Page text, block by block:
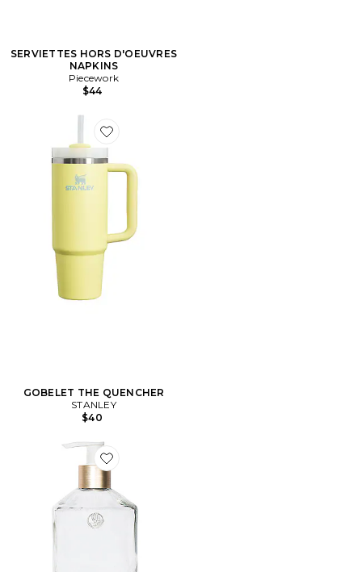
SERVIETTES HORS D'OEUVRES
NAPKINS
Piecework
$44
Favorite GOBELET THE QUENCHER
GOBELET THE QUENCHER
STANLEY
$40
Favorite BOUTEILLE EN VERRE AVEC POMPE